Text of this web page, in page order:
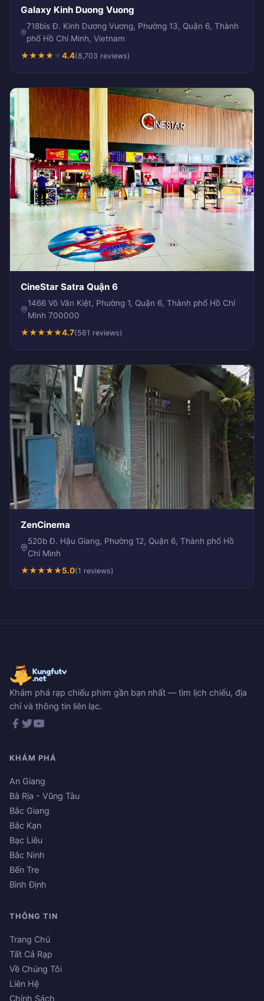
Galaxy Kinh Duong Vuong
718bis Đ. Kinh Dương Vương, Phường 13, Quận 6, Thành
phố Hồ Chí Minh, Vietnam
★★★★★4.4(8,703 reviews)
CineStar Satra Quận 6
1466 Võ Văn Kiệt, Phường 1, Quận 6, Thành phố Hồ Chí
Minh 700000
★★★★★4.7(561 reviews)
ZenCinema
520b Đ. Hậu Giang, Phường 12, Quận 6, Thành phố Hồ
Chí Minh
★★★★★5.0(1 reviews)
Khám phá rạp chiếu phim gần bạn nhất — tìm lịch chiếu, địa
chỉ và thông tin liên lạc.
KHÁM PHÁ
An Giang
Bà Rịa - Vũng Tàu
Bắc Giang
Bắc Kạn
Bạc Liêu
Bắc Ninh
Bến Tre
Bình Định
THÔNG TIN
Trang Chủ
Tất Cả Rạp
Về Chúng Tôi
Liên Hệ
Chính Sách